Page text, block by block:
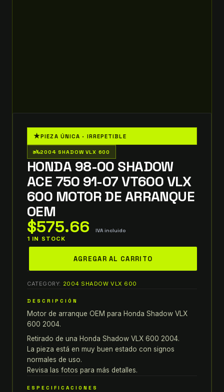
★PIEZA ÚNICA · IRREPETIBLE
two_wheeler2004 SHADOW VLX 600
HONDA 98-00 SHADOW
ACE 750 91-07 VT600 VLX
600 MOTOR DE ARRANQUE
OEM
$575.66 IVA incluido
1 IN STOCK
Shadow
Ace
750
91-
07
VT600
VLX
600
MOTOR
AGREGAR AL CARRITO
CATEGORY: 2004 SHADOW VLX 600
DESCRIPCIÓN
Motor de arranque OEM para Honda Shadow VLX
600 2004.
Retirado de una Honda Shadow VLX 600 2004.
La pieza está en muy buen estado con signos
normales de uso.
Revisa las fotos para más detalles.
ESPECIFICACIONES